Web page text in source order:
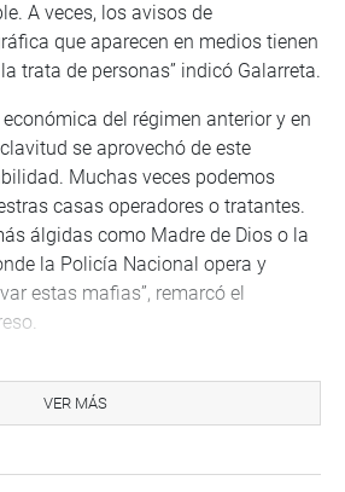
A veces, los avisos de
que aparecen en medios tienen
trata de personas” indicó Galarreta.
del régimen anterior y en
se aprovechó de este
Muchas veces podemos
casas operadores o tratantes.
álgidas como Madre de Dios o la
la Policía Nacional opera y
estas mafias”, remarcó el
o dos parlamentarios que se
medulares. Evitar esta situación
VER MÁS